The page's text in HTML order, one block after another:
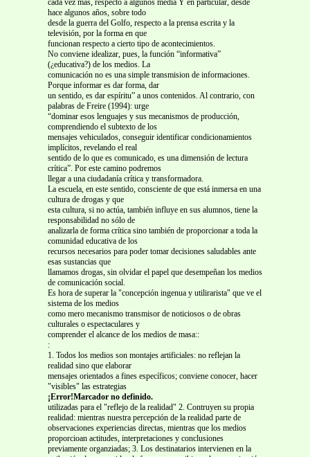
cada vez más, respecto a algunos media Y en particular, desde
hace algunos años, sobre todo
desde la guerra del Golfo, respecto a la prensa escrita y la
televisión, por la forma en que
funcionan respecto a cierto tipo de acontecimientos.
No conviene idealizar, pues, la función “informativa”
(¿educativa?) de los medios. La
comunicación no es una simple transmision de informaciones.
Porque informar es dar forma, dar
un sentido, es dar espíritu” a unos contenidos. Al contrario, con
palabras de Freire (1994): urge
“dominar esos lenguajes y sus mecanismos de producción,
comprendiendo el subtexto de los
mensajes vehiculados, conseguir identificar condicionamientos
implícitos, revelando el real
sentido de lo que es comunicado, es una dimensión de lectura
crítica”. Por este camino podremos
llegar a una ciudadanía crítica y transformadora.
La escuela, en este sentido, consciente de que está inmersa en una
cultura de drogas y que
esta cultura, si no actúa, también influye en sus alumnos, tiene la
responsabilidad no sólo de
analizarla de forma crítica sino también de proporcionar a toda la
comunidad educativa de los
recursos necesarios para poder tomar decisiones saludables ante
esas sustancias que
llamamos drogas, sin olvidar el papel que desempeñan los medios
de comunicación social.
Es hora de superar la "concepción ingenua y utilirarista" que ve el
sistema de los medios
como mero mecanismo transmisor de noticiosos o de obras
culturales o espectaculares y
comprender el alcance de los medios de masa::
:
1. Todos los medios son montajes artificiales: no reflejan la
realidad sino que elaborar
mensajes orientados a fines específicos; conviene conocer, hacer
"visibles" las estrategias
¡Error!Marcador no definido.
utilizadas para el "reflejo de la realidad" 2. Contruyen su propia
realidad: mientras nuestra percepción de la realidad parte de
observaciones experiencias directas, mientras que los medios
proporcioan actitudes, interpretaciones y conclusiones
previamente organziadas; 3. Los destinatarios intervienen en la